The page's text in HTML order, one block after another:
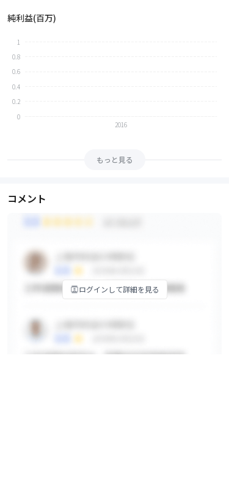
純利益(百万)
0
0.2
0.4
0.6
0.8
1
2016
もっと見る
コメント
ログインして詳細を見る